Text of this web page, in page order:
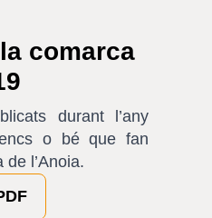
comarca
durant l’any
o bé que fan
l’Anoia.